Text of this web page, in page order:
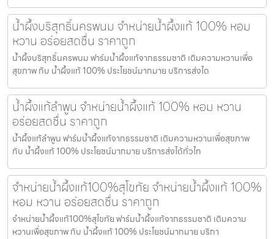
น้ำผึ้งบริสุทธิ์นครพนม จำหน่ายน้ำผึ้งแท้ 100% หอม
หวาน อร่อยสดชื่น ราคาถูก
น้ำผึ้งบริสุทธิ์นครพนม ฟาร์มน้ำผึ้งแท้จากธรรมชาติ เติมความหวานเพื่อ
สุขภาพ กับ น้ำผึ้งแท้ 100% ประโยชน์มากมาย บริการส่งได
น้ำผึ้งแท้ลำพูน จำหน่ายน้ำผึ้งแท้ 100% หอม หวาน
อร่อยสดชื่น ราคาถูก
น้ำผึ้งแท้ลำพูน ฟาร์มน้ำผึ้งแท้จากธรรมชาติ เติมความหวานเพื่อสุขภาพ
กับ น้ำผึ้งแท้ 100% ประโยชน์มากมาย บริการส่งได้ทั่วไท
จำหน่ายน้ำผึ้งแท้100%สุโขทัย จำหน่ายน้ำผึ้งแท้ 100%
หอม หวาน อร่อยสดชื่น ราคาถูก
จำหน่ายน้ำผึ้งแท้100%สุโขทัย ฟาร์มน้ำผึ้งแท้จากธรรมชาติ เติมความ
หวานเพื่อสุขภาพ กับ น้ำผึ้งแท้ 100% ประโยชน์มากมาย บริกา